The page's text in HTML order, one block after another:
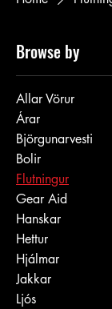
Browse by
Allar Vörur
Árar
Björgunarvesti
Bolir
Flutningur
Gear Aid
Hanskar
Hettur
Hjálmar
Jakkar
Ljós